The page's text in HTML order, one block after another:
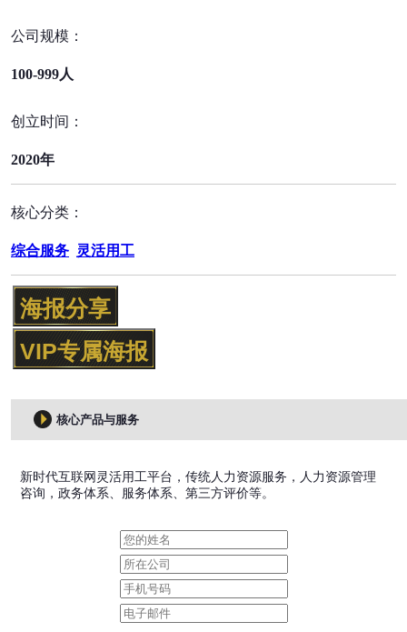
公司规模：
100-999人
创立时间：
2020年
核心分类：
综合服务 灵活用工
海报分享
VIP专属海报
核心产品与服务
新时代互联网灵活用工平台，传统人力资源服务，人力资源管理
咨询，政务体系、服务体系、第三方评价等。